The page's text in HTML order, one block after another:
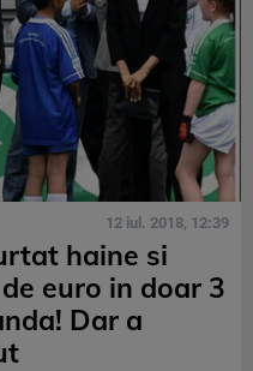
12 iul. 2018, 12:39
haine si
euro in doar 3
Dar a